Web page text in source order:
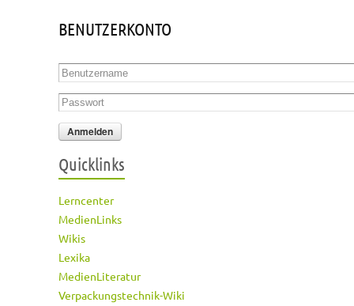
BENUTZERKONTO
Benutzername
Passwort
Quicklinks
Lerncenter
MedienLinks
Wikis
Lexika
MedienLiteratur
Verpackungstechnik-Wiki